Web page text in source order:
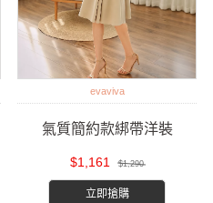
evaviva
氣質簡約款綁帶洋裝
$1,161 $1,290
立即搶購